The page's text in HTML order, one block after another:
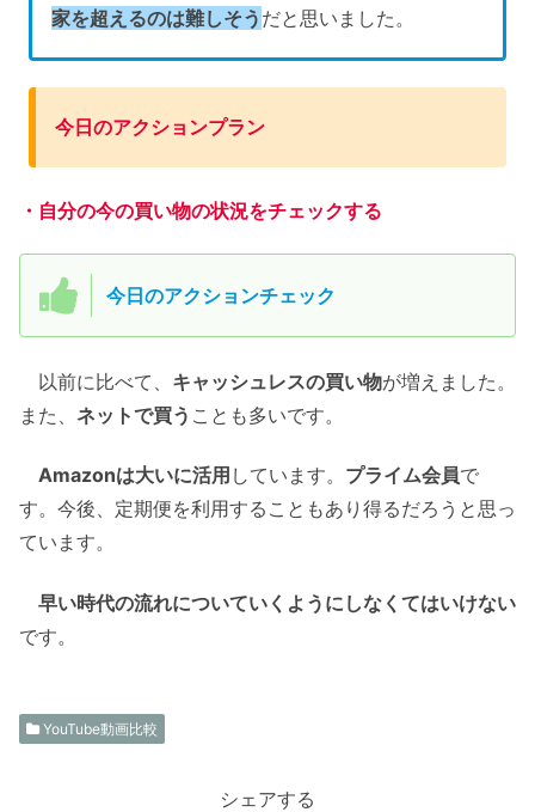
家を超えるのは難しそう だと思いました。
今日のアクションプラン
・自分の今の買い物の状況をチェックする
今日のアクションチェック
以前に比べて、 キャッシュレスの買い物が増えました。
また、 ネットで買う ことも多いです。
Amazonは大いに活用 しています。 プライム会員で
す。今後、定期便を利用することもあり得るだろうと思っ
ています。
早い時代の流れについていくようにしなくてはいけない
です。
YouTube動画比較
シェアする